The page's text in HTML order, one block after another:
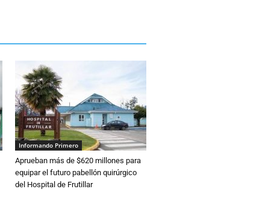
Informando Primero
Aprueban más de $620 millones para
equipar el futuro pabellón quirúrgico
del Hospital de Frutillar